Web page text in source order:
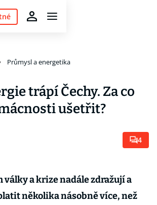
Průmysl a energetika
trápí Čechy. Za co
ušetřit?
4
války a krize nadále zdražují a
několika násobně více, než